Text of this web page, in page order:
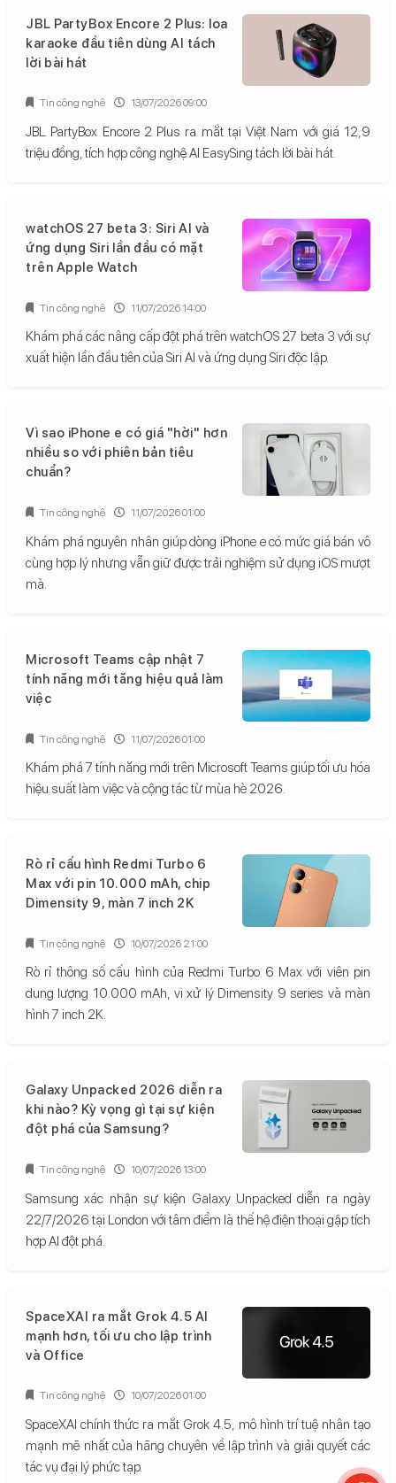
JBL PartyBox Encore 2 Plus: loa
karaoke đầu tiên dùng AI tách
lời bài hát
JBL PartyBox Encore 2 Plus ra mắt tại Việt Nam với giá 12,9
triệu đồng, tích hợp công nghệ AI EasySing tách lời bài hát.
Tin công nghệ 13/07/2026 09:00
watchOS 27 beta 3: Siri AI và
ứng dụng Siri lần đầu có mặt
trên Apple Watch
Khám phá các nâng cấp đột phá trên watchOS 27 beta 3 với sự
xuất hiện lần đầu tiên của Siri AI và ứng dụng Siri độc lập.
Tin công nghệ 11/07/2026 14:00
Vì sao iPhone e có giá "hời" hơn
nhiều so với phiên bản tiêu
chuẩn?
Khám phá nguyên nhân giúp dòng iPhone e có mức giá bán vô
cùng hợp lý nhưng vẫn giữ được trải nghiệm sử dụng iOS mượt
mà.
Tin công nghệ 11/07/2026 01:00
Microsoft Teams cập nhật 7
tính năng mới tăng hiệu quả làm
việc
Khám phá 7 tính năng mới trên Microsoft Teams giúp tối ưu hóa
hiệu suất làm việc và cộng tác từ mùa hè 2026.
Tin công nghệ 11/07/2026 01:00
Rò rỉ cấu hình Redmi Turbo 6
Max với pin 10.000 mAh, chip
Dimensity 9, màn 7 inch 2K
Rò rỉ thông số cấu hình của Redmi Turbo 6 Max với viên pin
dung lượng 10.000 mAh, vi xử lý Dimensity 9 series và màn
hình 7 inch 2K.
Tin công nghệ 10/07/2026 21:00
Galaxy Unpacked 2026 diễn ra
khi nào? Kỳ vọng gì tại sự kiện
đột phá của Samsung?
Samsung xác nhận sự kiện Galaxy Unpacked diễn ra ngày
22/7/2026 tại London với tâm điểm là thế hệ điện thoại gập tích
hợp AI đột phá.
Tin công nghệ 10/07/2026 13:00
SpaceXAI ra mắt Grok 4.5 AI
mạnh hơn, tối ưu cho lập trình
và Office
SpaceXAI chính thức ra mắt Grok 4.5, mô hình trí tuệ nhân tạo
mạnh mẽ nhất của hãng chuyên về lập trình và giải quyết các
tác vụ đại lý phức tạp.
Tin công nghệ 10/07/2026 01:00